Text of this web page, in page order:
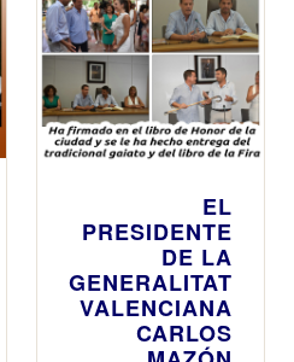
EL
PRESIDENTE
DE LA
GENERALITAT
VALENCIANA
CARLOS